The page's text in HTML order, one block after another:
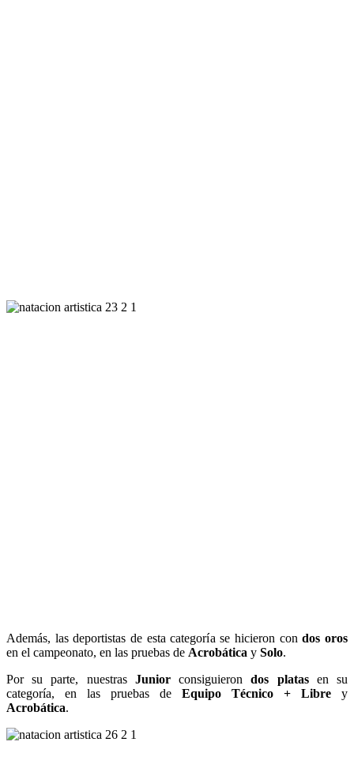
Además, las deportistas de esta categoría se hicieron condos oros
en el campeonato, en las pruebas de Acrobática y Solo.
Por su parte, nuestras Juniorconsiguierondos platasen su
categoría, en las pruebas de Equipo Técnico + Libre y
Acrobática.